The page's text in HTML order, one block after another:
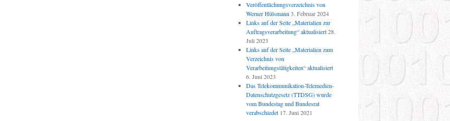
Veröffentlichungsverzeichnis von
Werner Hülsmann 3. Februar 2024
Links auf der Seite „Materialien zur
Auftragsverarbeitung“ aktualisiert 28.
Juli 2023
Links auf der Seite „Materialien zum
Verzeichnis von
Verarbeitungstätigkeiten“ aktualisiert
6. Juni 2023
Das Telekommunikation-Telemedien-
Datenschutzgesetz (TTDSG) wurde
vom Bundestag und Bundesrat
verabschiedet 17. Juni 2021